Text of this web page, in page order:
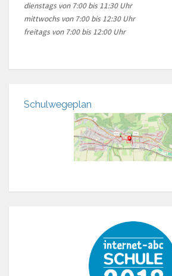
dienstags von 7:00 bis 11:30 Uhr
mittwochs von 7:00 bis 12:30 Uhr
freitags von 7:00 bis 12:00 Uhr
Schulwegeplan